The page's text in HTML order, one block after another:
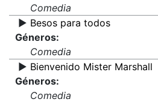
Comedia
▶️ Besos para todos
Géneros:
Comedia
▶️ Bienvenido Mister Marshall
Géneros:
Comedia